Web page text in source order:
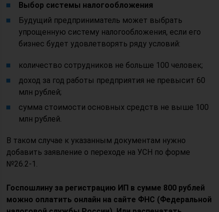
Выбор системы налогообложения
Будущий предприниматель может выбрать
упрощенную систему налогообложения, если его
бизнес будет удовлетворять ряду условий:
количество сотрудников не больше 100 человек;
доход за год работы предприятия не превысит 60
млн рублей;
сумма стоимости основных средств не выше 100
млн рублей.
В таком случае к указанным документам нужно
добавить заявление о переходе на УСН по форме
№26.2-1.
Госпошлину за регистрацию ИП в сумме 800 рублей
можно оплатить онлайн на сайте ФНС (Федеральной